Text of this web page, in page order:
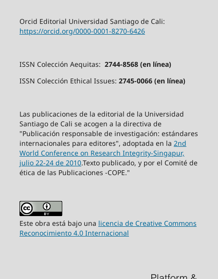
Orcid Editorial Universidad Santiago de Cali:
https://orcid.org/0000-0001-8270-6426
ISSN Colección Aequitas: 2744-8568 (en línea)
ISSN Colección Ethical Issues: 2745-0066 (en línea)
Las publicaciones de la editorial de la Universidad
Santiago de Cali se acogen a la directiva de
"Publicación responsable de investigación: estándares
internacionales para editores", adoptada en la 2nd
World Conference on Research Integrity-Singapur,
julio 22-24 de 2010.Texto publicado, y por el Comité de
ética de las Publicaciones -COPE."
Este obra está bajo una licencia de Creative Commons
Reconocimiento 4.0 Internacional